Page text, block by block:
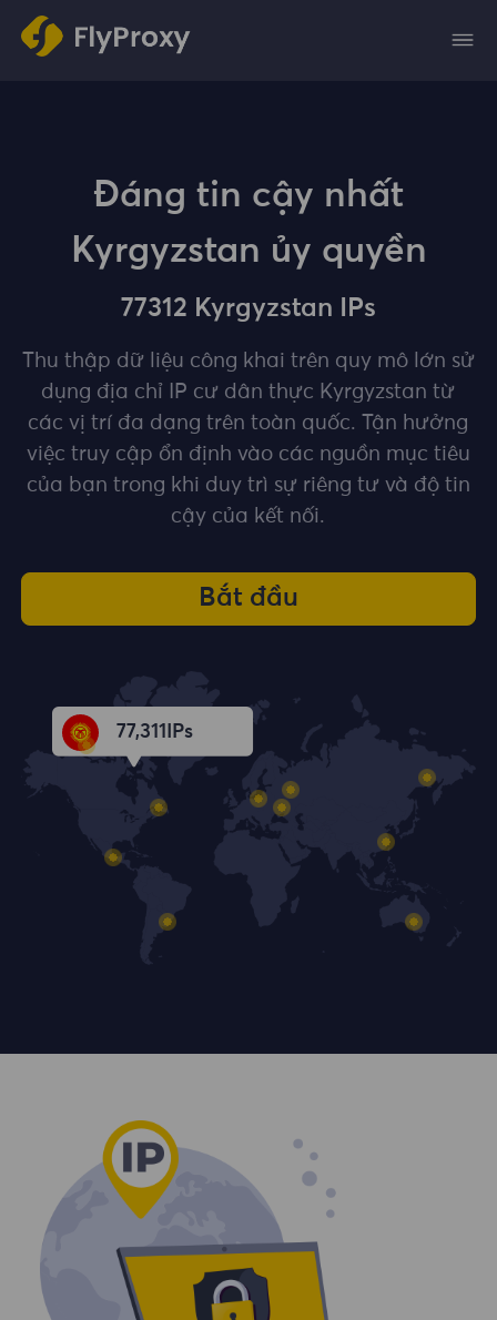
Đáng tin cậy nhất
Kyrgyzstan ủy quyền
77312 Kyrgyzstan IPs
Thu thập dữ liệu công khai trên quy mô lớn sử
dụng địa chỉ IP cư dân thực Kyrgyzstan từ
các vị trí đa dạng trên toàn quốc. Tận hưởng
việc truy cập ổn định vào các nguồn mục tiêu
của bạn trong khi duy trì sự riêng tư và độ tin
cậy của kết nối.
Bắt đầu
77,312 IPs